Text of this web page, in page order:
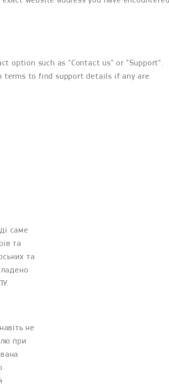
option such as "Contact us" or "Support".
to find support details if any are
саме
та
та
не
при